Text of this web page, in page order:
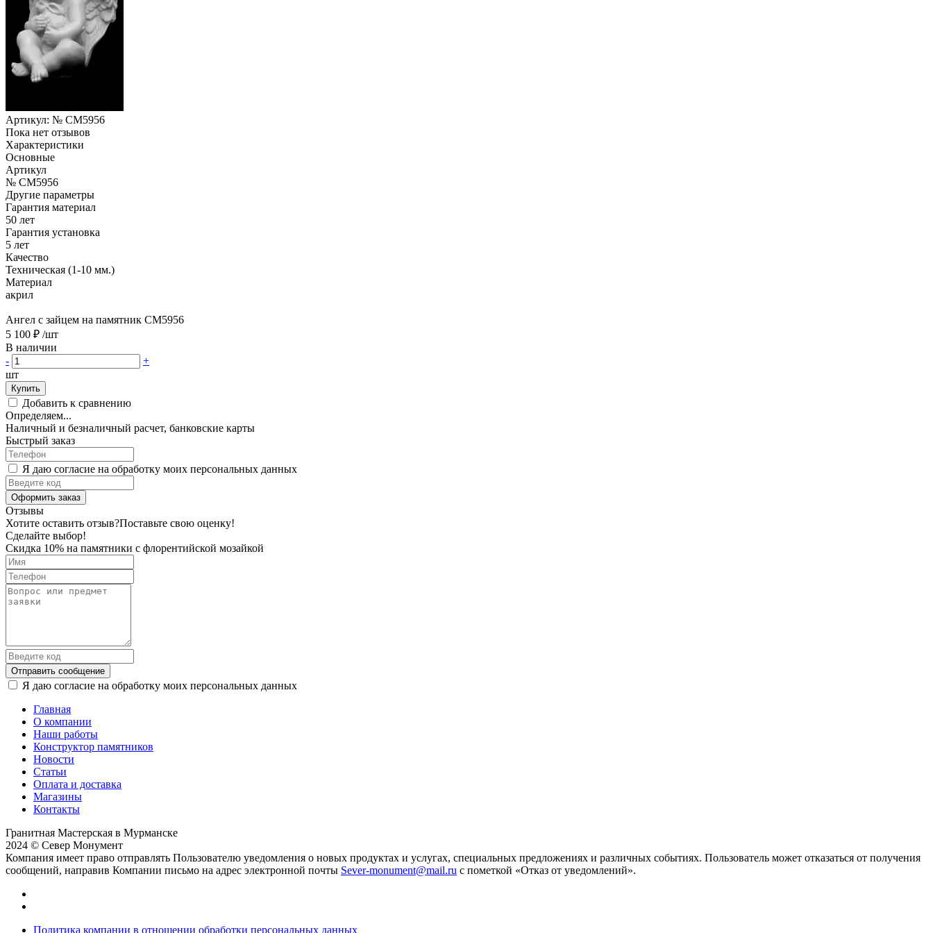
Артикул: № CM5956
Пока нет отзывов
Характеристики
Основные
Артикул
№ CM5956
Другие параметры
Гарантия материал
50 лет
Гарантия установка
5 лет
Качество
Техническая (1-10 мм.)
Материал
акрил
Ангел с зайцем на памятник CM5956
5 100 ₽ /шт
В наличии
-
+
шт
Купить
Добавить к сравнению
Определяем...
Наличный и безналичный расчет, банковские карты
Быстрый заказ
Я даю согласие на обработку моих персональных данных
Оформить заказ
Отзывы
Хотите оставить отзыв?Поставьте свою оценку!
Сделайте выбор!
Скидка 10% на памятники с флорентийской мозайкой
Отправить сообщение
Я даю согласие на обработку моих персональных данных
Главная
О компании
Наши работы
Конструктор памятников
Новости
Статьи
Оплата и доставка
Магазины
Контакты
Гранитная Мастерская в Мурманске
2024 © Север Монумент
Компания имеет право отправлять Пользователю уведомления о новых продуктах и услугах, специальных предложениях и различных событиях. Пользователь может отказаться от получения
сообщений, направив Компании письмо на адрес электронной почты Sever-monument@mail.ru с пометкой «Отказ от уведомлений».
Политика компании в отношении обработки персональных данных